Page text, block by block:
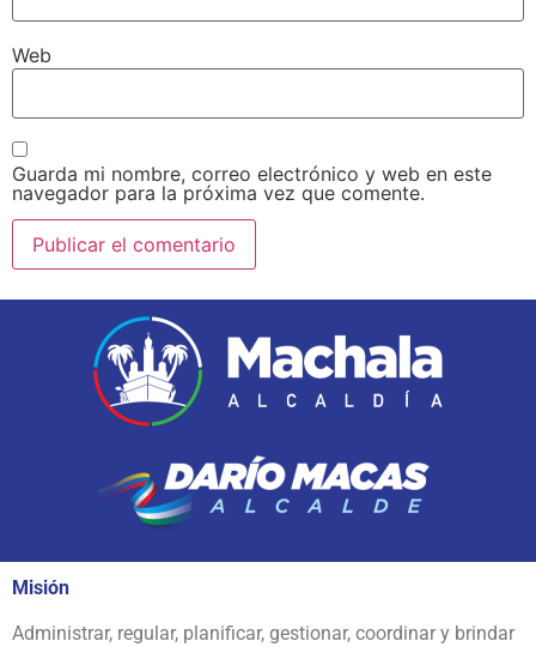
Web
Guarda mi nombre, correo electrónico y web en este
navegador para la próxima vez que comente.
Misión
Administrar, regular, planificar, gestionar, coordinar y brindar